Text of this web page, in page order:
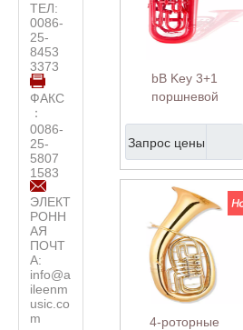
ТЕЛ:
0086-
25-
8453
3373
ФАКС
：
0086-
25-
5807
1583
ЭЛЕКТ
РОНН
АЯ
ПОЧТ
А:
info@a
ileenm
usic.co
m
bB Key 3+1
поршневой
Запрос цены
4-роторные